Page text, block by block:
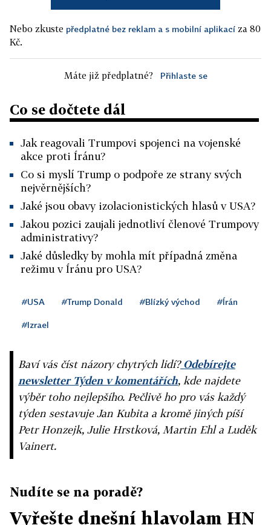
Nebo zkuste předplatné bez reklam a s mobilní aplikací za 80
Kč.
Máte již předplatné? Přihlaste se
Co se dočtete dál
Jak reagovali Trumpovi spojenci na vojenské
akce proti Íránu?
Co si myslí Trump o podpoře ze strany svých
nejvěrnějších?
Jaké jsou obavy izolacionistických hlasů v USA?
Jakou pozici zaujali jednotliví členové Trumpovy
administrativy?
Jaké důsledky by mohla mít případná změna
režimu v Íránu pro USA?
#USA #Trump Donald #Blízký východ #Írán
#Izrael
Baví vás číst názory chytrých lidí?Odebírejte
newsletter Týden v komentářích, kde najdete
výběr toho nejlepšího. Pečlivě ho pro vás každý
týden sestavuje Jan Kubita a kromě jiných píší
Petr Honzejk, Julie Hrstková, Martin Ehl a Luděk
Vainert.
Nudíte se na poradě?
Vyřešte dnešní hlavolam HN